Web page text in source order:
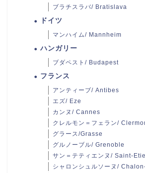
ブラチスラバ/ Bratislava
ドイツ
マンハイム/ Mannheim
ハンガリー
ブダペスト/ Budapest
フランス
アンティーブ/ Antibes
エズ/ Eze
カンヌ/ Cannes
クレルモン＝フェラン/
グラース/Grasse
グルノーブル/ Grenoble
サン＝テティエンヌ/ Saint-
シャロンシュルソーヌ/